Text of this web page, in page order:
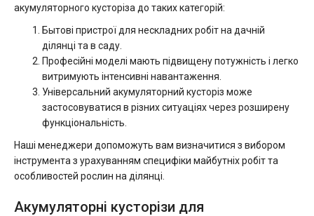
акумуляторного кусторіза до таких категорій:
Бытові пристрої для нескладних робіт на дачній
ділянці та в саду.
Професійні моделі мають підвищену потужність і легко
витримують інтенсивні навантаження.
Універсальний акумуляторний кусторіз може
застосовуватися в різних ситуаціях через розширену
функціональність.
Наші менеджери допоможуть вам визначитися з вибором
інструмента з урахуванням специфіки майбутніх робіт та
особливостей рослин на ділянці.
Акумуляторні кусторізи для